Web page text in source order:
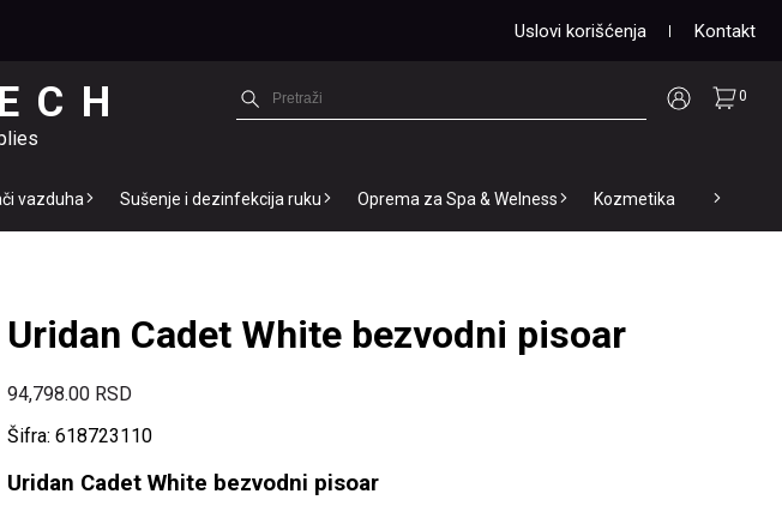
Uslovi korišćenja Kontakt
0
vazduha Sušenje i dezinfekcija ruku Oprema za Spa & Welness Kozmetika
Uridan Cadet White bezvodni pisoar
94,798.00 RSD
Šifra: 618723110
Uridan Cadet White bezvodni pisoar